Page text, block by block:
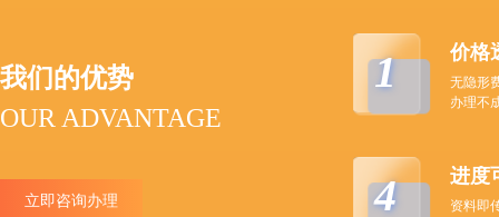
我们的优势
OUR ADVANTAGE
立即咨询办理
1 价格
无隐形
办理不
4 进度
资料即